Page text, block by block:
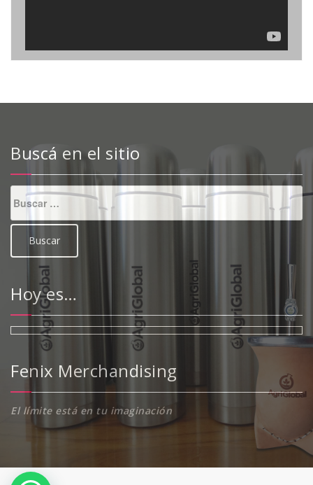
Buscá en el sitio
Buscar:
Hoy es…
Fenix Merchandising
El límite está en tu imaginación